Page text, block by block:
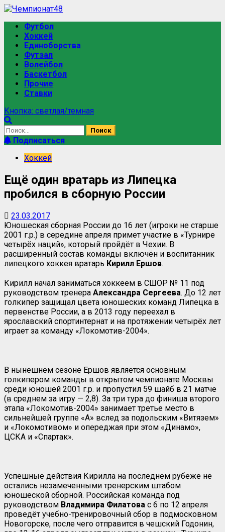
Перейти
содержимому
Основное
меню
Футбол
Хоккей
Единоборства
Футзал
Волейбол
Баскетбол
Прочие
Ставки
Кнопка: светлая/темная
Найти:
Подписаться
Хоккей
Ещё один вратарь из Липецка
пробился в сборную России
23.03.2017
Юношеская сборная России до 16 лет (игроки не старше
2001 г.р.) в середине апреля примет участие в «Турнире
четырёх наций», который пройдёт в Чехии. В
расширенный состав команды включён и воспитанник
липецкого хоккея вратарь Кирилл Ершов.
Кирилл начал заниматься хоккеем в СШОР № 11 под
руководством тренера Александра Сергеева. До 12 лет
голкипер защищал цвета юношеских команд Липецка в
первенстве России, а в 2013 году переехал в
ярославский спортинтернат и на протяжении четырёх лет
играет за команду «Локомотив-2004».
В нынешнем сезоне Ершов является основным
голкипером команды в открытом чемпионате Москвы
среди юношей 2001 г.р. и пропустил 59 шайб в 21 матче
(в среднем за игру — 2,8). За три тура до финиша второго
этапа «Локомотив-2004» занимает третье место в
сильнейшей группе «А» вслед за подольским «Витязем»
и «Локомотивом» и опереджая при этом «Динамо»,
ЦСКА и «Спартак».
Успешные действия Кирилла на последнем рубеже не
остались незамеченными тренерским штабом
юношеской сборной. Российская команда под
руководством Владимира Филатова с 6 по 12 апреля
проведёт учебно-тренировочный сбор в подмосковном
Новогорске, после чего отправится в чешский Годонин,